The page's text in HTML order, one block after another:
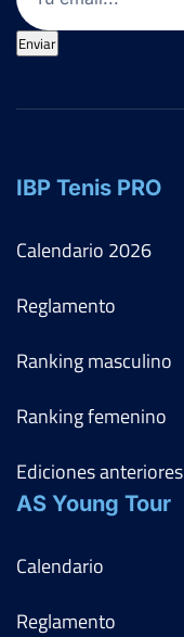
Enviar
IBP Tenis PRO
Calendario 2026
Reglamento
Ranking masculino
Ranking femenino
Ediciones anteriores
AS Young Tour
Calendario
Reglamento